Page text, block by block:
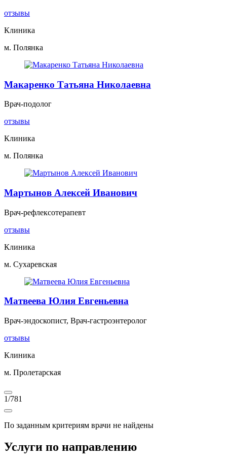
отзывы
Клиника
м. Полянка
Макаренко Татьяна Николаевна
Врач-подолог
отзывы
Клиника
м. Полянка
Мартынов Алексей Иванович
Врач-рефлексотерапевт
отзывы
Клиника
м. Сухаревская
Матвеева Юлия Евгеньевна
Врач-эндоскопист, Врач-гастроэнтеролог
отзывы
Клиника
м. Пролетарская
1/781
По заданным критериям врачи не найдены
Услуги по направлению